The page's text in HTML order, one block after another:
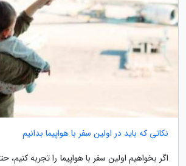
نکاتی که باید در اولین سفر با هواپیما بدانیم
اگر بخواهیم اولین سفر با هواپیما را تجربه کنیم،